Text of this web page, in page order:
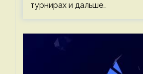
турнирах и дальше…